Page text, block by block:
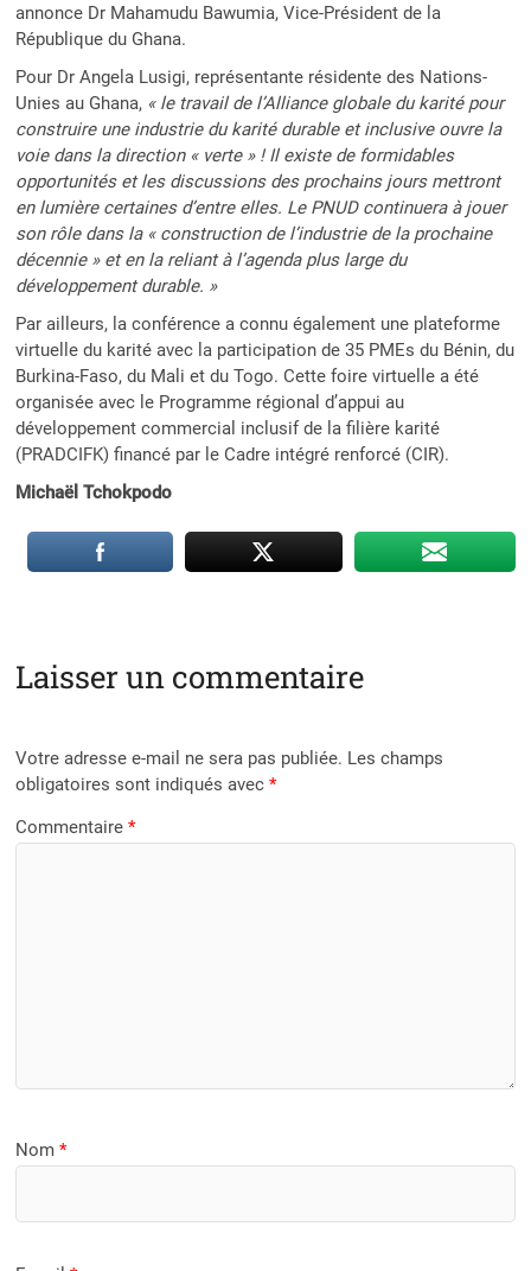
annonce Dr Mahamudu Bawumia, Vice-Président de la
République du Ghana.
Pour Dr Angela Lusigi, représentante résidente des Nations-
Unies au Ghana, « le travail de l’Alliance globale du karité pour
construire une industrie du karité durable et inclusive ouvre la
voie dans la direction « verte » ! Il existe de formidables
opportunités et les discussions des prochains jours mettront
en lumière certaines d’entre elles. Le PNUD continuera à jouer
son rôle dans la « construction de l’industrie de la prochaine
décennie » et en la reliant à l’agenda plus large du
développement durable. »
Par ailleurs, la conférence a connu également une plateforme
virtuelle du karité avec la participation de 35 PMEs du Bénin, du
Burkina-Faso, du Mali et du Togo. Cette foire virtuelle a été
organisée avec le Programme régional d’appui au
développement commercial inclusif de la filière karité
(PRADCIFK) financé par le Cadre intégré renforcé (CIR).
Michaël Tchokpodo
Laisser un commentaire
Votre adresse e-mail ne sera pas publiée. Les champs
obligatoires sont indiqués avec*
Commentaire*
Nom*